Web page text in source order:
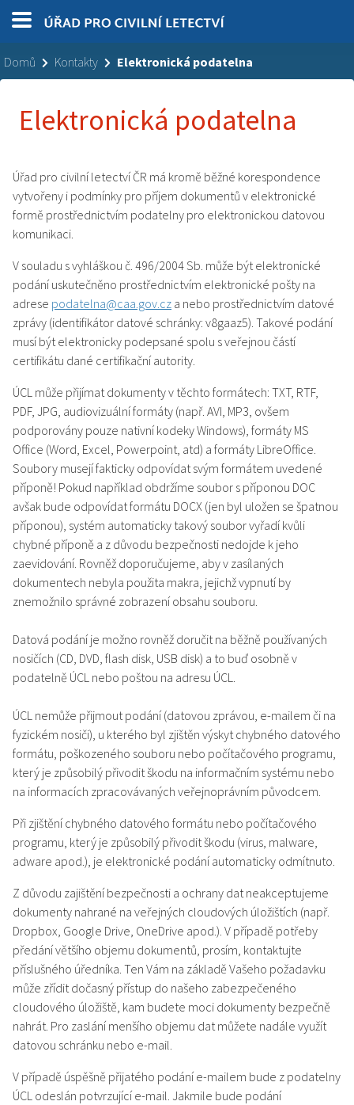
Domů Kontakty Elektronická podatelna
Elektronická podatelna
Úřad pro civilní letectví ČR má kromě běžné korespondence
vytvořeny i podmínky pro příjem dokumentů v elektronické
formě prostřednictvím podatelny pro elektronickou datovou
komunikaci.
V souladu s vyhláškou č. 496/2004 Sb. může být elektronické
podání uskutečněno prostřednictvím elektronické pošty na
adrese podatelna@caa.gov.cz a nebo prostřednictvím datové
zprávy (identifikátor datové schránky: v8gaaz5). Takové podání
musí být elektronicky podepsané spolu s veřejnou částí
certifikátu dané certifikační autority.
ÚCL může přijímat dokumenty v těchto formátech: TXT, RTF,
PDF, JPG, audiovizuální formáty (např. AVI, MP3, ovšem
podporovány pouze nativní kodeky Windows), formáty MS
Office (Word, Excel, Powerpoint, atd) a formáty LibreOffice.
Soubory musejí fakticky odpovídat svým formátem uvedené
příponě! Pokud například obdržíme soubor s příponou DOC
avšak bude odpovídat formátu DOCX (jen byl uložen se špatnou
příponou), systém automaticky takový soubor vyřadí kvůli
chybné příponě a z důvodu bezpečnosti nedojde k jeho
zaevidování. Rovněž doporučujeme, aby v zasílaných
dokumentech nebyla použita makra, jejichž vypnutí by
znemožnilo správné zobrazení obsahu souboru.
Datová podání je možno rovněž doručit na běžně používaných
nosičích (CD, DVD, flash disk, USB disk) a to buď osobně v
podatelně ÚCL nebo poštou na adresu ÚCL.
ÚCL nemůže přijmout podání (datovou zprávou, e-mailem či na
fyzickém nosiči), u kterého byl zjištěn výskyt chybného datového
formátu, poškozeného souboru nebo počítačového programu,
který je způsobilý přivodit škodu na informačním systému nebo
na informacích zpracovávaných veřejnoprávním původcem.
Při zjištění chybného datového formátu nebo počítačového
programu, který je způsobilý přivodit škodu (virus, malware,
adware apod.), je elektronické podání automaticky odmítnuto.
Z důvodu zajištění bezpečnosti a ochrany dat neakceptujeme
dokumenty nahrané na veřejných cloudových úložištích (např.
Dropbox, Google Drive, OneDrive apod.). V případě potřeby
předání většího objemu dokumentů, prosím, kontaktujte
příslušného úředníka. Ten Vám na základě Vašeho požadavku
může zřídit dočasný přístup do našeho zabezpečeného
cloudového úložiště, kam budete moci dokumenty bezpečně
nahrát. Pro zaslání menšího objemu dat můžete nadále využít
datovou schránku nebo e-mail.
V případě úspěšně přijatého podání e-mailem bude z podatelny
ÚCL odeslán potvrzující e-mail. Jakmile bude podání